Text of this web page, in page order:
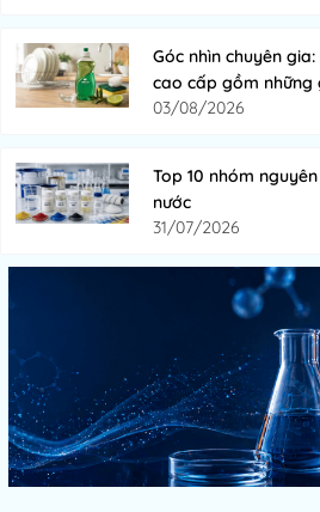
Góc nhìn chuyên
cao cấp gồm những
03/08/2026
Top 10 nhóm
nước
31/07/2026